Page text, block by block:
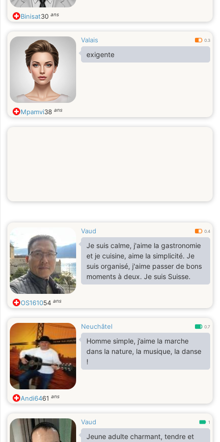
Binisat30 ans
Valais 0.3
exigente
Mpamvi38 ans
Vaud 0.4
Je suis calme, j'aime la gastronomie
et je cuisine, aime la simplicité. Je
suis organisé, j'aime passer de bons
moments à deux. Je suis Suisse.
OS161054 ans
Neuchâtel 0.7
Homme simple, j’aime la marche
dans la nature, la musique, la danse
!
Andi6461 ans
Vaud 1
Jeune adulte charmant, tendre et